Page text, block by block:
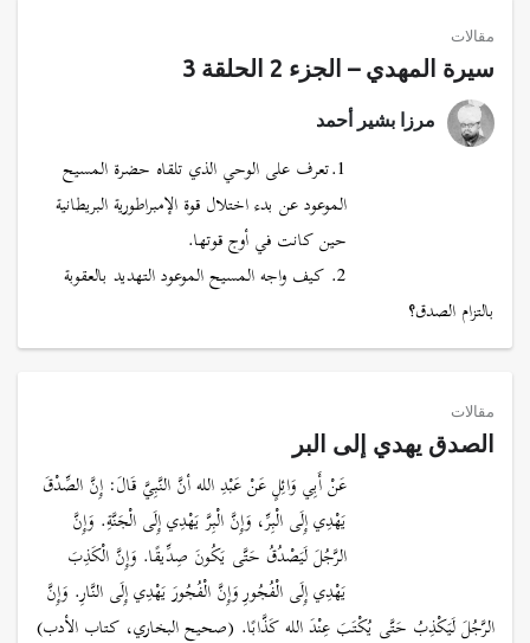
مقالات
سيرة المهدي – الجزء 2 الحلقة 3
مرزا بشير أحمد
1.تعرف على الوحي الذي تلقاه حضرة المسيح
الموعود عن بدء اختلال قوة الإمبراطورية البريطانية
حين كانت في أوج قوتها.
2. كيف واجه المسيح الموعود التهديد بالعقوبة
بالتزام الصدق؟
مقالات
الصدق يهدي إلى البر
عَنْ أَبِي وَائِلٍ عَنْ عَبْدِ الله أنَّ النَّبِيَّ قَالَ: إِنَّ الصِّدْقَ
يَهْدِي إِلَى الْبِرِّ، وَإِنَّ الْبِرَّ يَهْدِي إِلَى الْجَنَّةِ. وَإِنَّ
الرَّجُلَ لَيَصْدُقُ حَتَّى يَكُونَ صِدِّيقًا. وَإِنَّ الْكَذِبَ
يَهْدِي إِلَى الْفُجُورِ وَإِنَّ الْفُجُورَ يَهْدِي إِلَى النَّارِ. وَإِنَّ
الرَّجُلَ لَيَكْذِبُ حَتَّى يُكْتَبَ عِنْدَ الله كَذَّابًا. (صحيح البخاري، كتاب الأدب)